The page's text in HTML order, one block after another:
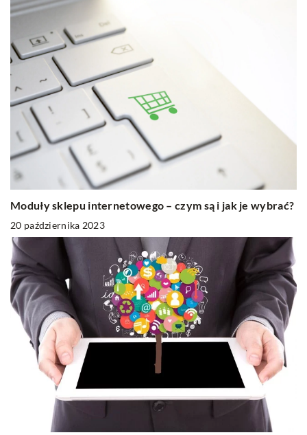
Moduły sklepu internetowego – czym są i jak je wybrać?
20 października 2023